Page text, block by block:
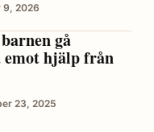
9, 2026
gå
emot hjälp från
23, 2025